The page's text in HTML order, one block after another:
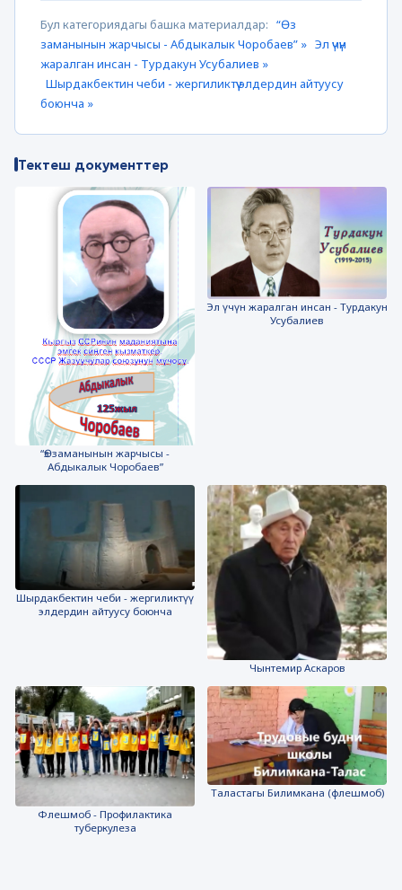
Бул категориядагы башка материалдар: “Ѳз
заманынын жарчысы - Абдыкалык Чоробаев” » Эл үчүн
жаралган инсан - Турдакун Усубалиев »
Шырдакбектин чеби - жергиликтүү элдердин айтуусу
боюнча »
Тектеш документтер
“Ѳз заманынын жарчысы -
Абдыкалык Чоробаев”
Эл үчүн жаралган инсан - Турдакун
Усубалиев
Шырдакбектин чеби - жергиликтүү
элдердин айтуусу боюнча
Чынтемир Аскаров
Флешмоб - Профилактика
туберкулеза
Таластагы Билимкана (флешмоб)